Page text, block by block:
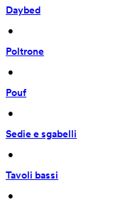
Daybed
•
Poltrone
•
Pouf
•
Sedie e sgabelli
•
Tavoli bassi
•